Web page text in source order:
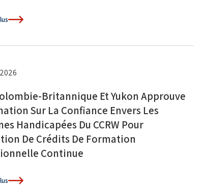
Britannique Et Yukon Approuve
Sur La Confiance Envers Les
Handicapées Du CCRW Pour
De Crédits De Formation
Continue